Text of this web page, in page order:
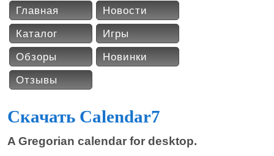
Главная
Новости
Каталог
Игры
Обзоры
Новинки
Отзывы
Скачать Calendar7
A Gregorian calendar for desktop.